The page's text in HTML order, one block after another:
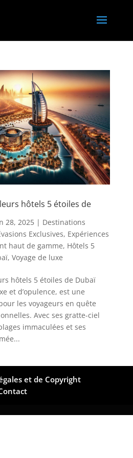
hôtels 5 étoiles de
28, 2025| Destinations
Exclusives, Expériences
haut de gamme, Hôtels 5
, Voyage de luxe
hôtels 5 étoiles de Dubaï
et d’opulence, est une
les voyageurs en quête
Avec ses gratte-ciel
immaculées et ses
et de Copyright